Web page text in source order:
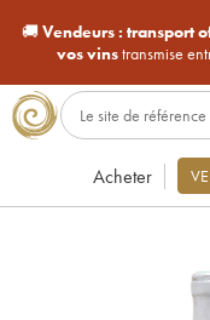
🚚Vendeurs : transport
vos vinstransmise
Acheter